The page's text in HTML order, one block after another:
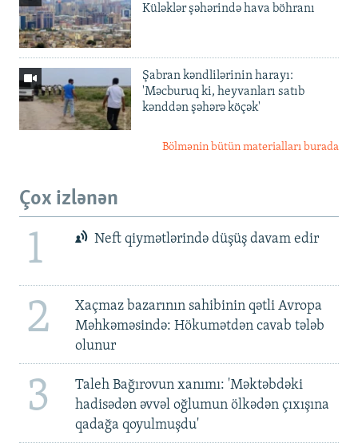
Küləklər şəhərində hava böhranı
Şabran kəndlilərinin harayı:
'Məcburuq ki, heyvanları satıb
kənddən şəhərə köçək'
Bölmənin bütün materialları burada
Çox izlənən
1 Neft qiymətlərində düşüş davam edir
2
Xaçmaz bazarının sahibinin qətli Avropa
Məhkəməsində: Hökumətdən cavab tələb
olunur
3
Taleh Bağırovun xanımı: 'Məktəbdəki
hadisədən əvvəl oğlumun ölkədən çıxışına
qadağa qoyulmuşdu'